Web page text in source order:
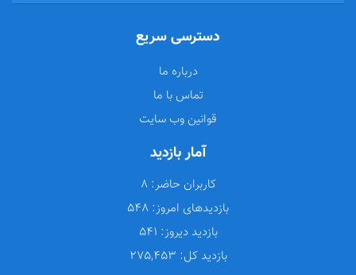
دسترسی سریع
درباره ما
تماس با ما
قوانین وب سایت
آمار بازدید
کاربران حاضر: 8
بازدیدهای امروز:
بازدید دیروز:
بازدید کل: